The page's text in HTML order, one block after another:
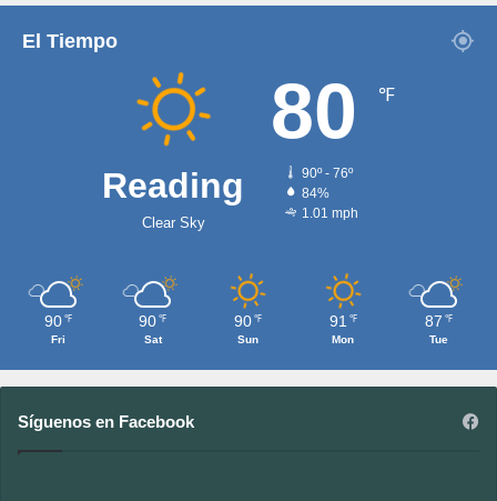
El Tiempo
Reading
Clear Sky
80 ℉
90º - 76º
84%
1.01 mph
90 ℉
Fri
90 ℉
Sat
90 ℉
Sun
91 ℉
Mon
87 ℉
Tue
Síguenos en Facebook